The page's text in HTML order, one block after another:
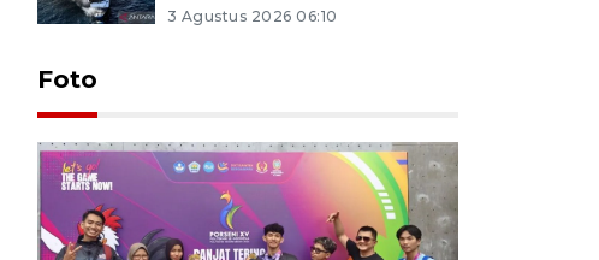
3 Agustus 2026 06:10
Foto